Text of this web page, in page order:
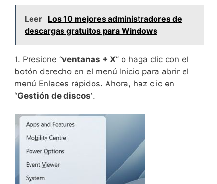
Leer
Los 10 mejores administradores de
descargas gratuitos para Windows
1. Presione “ventanas + X” o haga clic con el
botón derecho en el menú Inicio para abrir el
menú Enlaces rápidos. Ahora, haz clic en
“Gestión de discos“.